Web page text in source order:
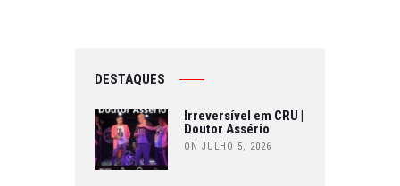
DESTAQUES
Irreversível em CRU |
Doutor Assério
ON JULHO 5, 2026